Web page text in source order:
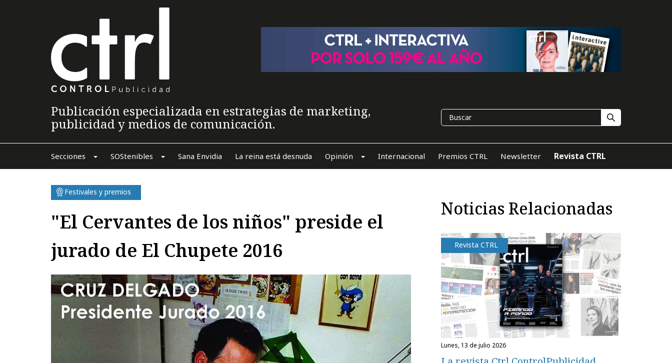
Publicación especializada en estrategias de marketing,
publicidad y medios de comunicación.
Secciones SOStenibles Sana Envidia La reina está desnuda Opinión Internacional Premios CTRL Newsletter Revista CTRL
Festivales y premios
"El Cervantes de los niños" preside el
jurado de El Chupete 2016
Noticias Relacionadas
Revista CTRL
lunes, 13 de julio 2026